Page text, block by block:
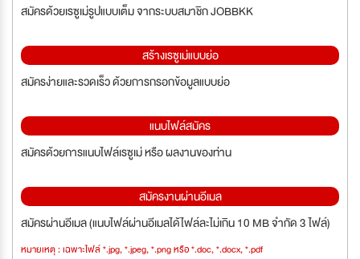
สมัครด้วยเรซูเม่รูปแบบเต็ม จากระบบสมาชิก JOBBKK
สร้างเรซูเม่แบบย่อ
สมัครง่ายและรวดเร็ว ด้วยการกรอกข้อมูลแบบย่อ
แนบไฟล์สมัคร
สมัครด้วยการแนบไฟล์เรซูเม่ หรือ ผลงานของท่าน
สมัครงานผ่านอีเมล
สมัครผ่านอีเมล (แนบไฟล์ผ่านอีเมลได้ไฟล์ละไม่เกิน 10 MB จำกัด 3 ไฟล์)
หมายเหตุ : เฉพาะไฟล์ *.jpg, *.jpeg, *.png หรือ *.doc, *.docx, *.pdf